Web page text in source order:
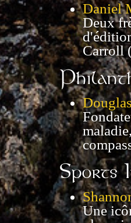
Daniel
Deux
Carroll
Sports
Une